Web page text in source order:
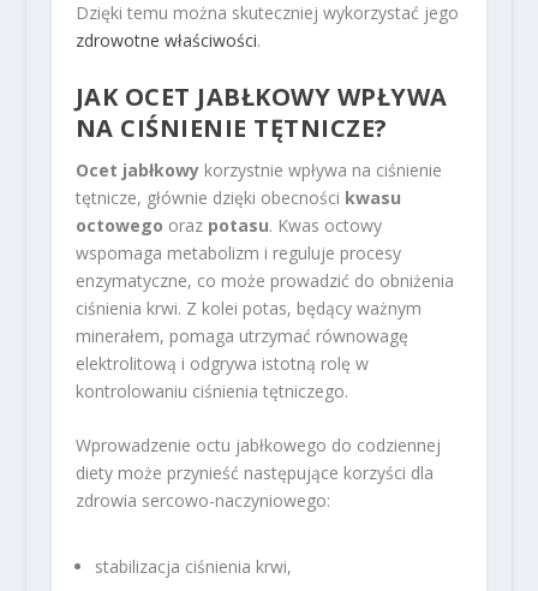
Dzięki temu można skuteczniej wykorzystać jego
zdrowotne właściwości.
JAK OCET JABŁKOWY WPŁYWA
NA CIŚNIENIE TĘTNICZE?
Ocet jabłkowykorzystnie wpływa na ciśnienie
tętnicze, głównie dzięki obecności kwasu
octowego oraz potasu. Kwas octowy
wspomaga metabolizm i reguluje procesy
enzymatyczne, co może prowadzić do obniżenia
ciśnienia krwi. Z kolei potas, będący ważnym
minerałem, pomaga utrzymać równowagę
elektrolitową i odgrywa istotną rolę w
kontrolowaniu ciśnienia tętniczego.
Wprowadzenie octu jabłkowego do codziennej
diety może przynieść następujące korzyści dla
zdrowia sercowo-naczyniowego:
stabilizacja ciśnienia krwi,